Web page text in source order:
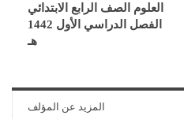
العلوم الصف الرابع الابتدائي
الفصل الدراسي الأول 1442
هـ
المزيد عن المؤلف